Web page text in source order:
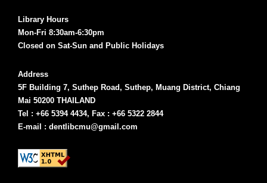
Library Hours
Mon-Fri 8:30am-6:30pm
Closed on Sat-Sun and Public Holidays
Address
5F Building 7, Suthep Road, Suthep, Muang District, Chiang
Mai 50200 THAILAND
Tel : +66 5394 4434, Fax : +66 5322 2844
E-mail : dentlibcmu@gmail.com